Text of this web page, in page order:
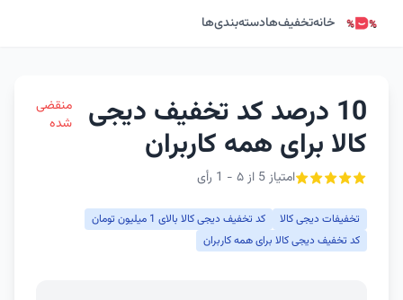
خانهتخفیف‌هادسته‌بندی‌ها
10 درصد کد تخفیف دیجی
کالا برای همه کاربران
امتیاز 5 از ۵ - 1 رأی
منقضی
شده
تخفیفات دیجی کالا
کد تخفیف دیجی کالا بالای 1 میلیون تومان
کد تخفیف دیجی کالا برای همه کاربران